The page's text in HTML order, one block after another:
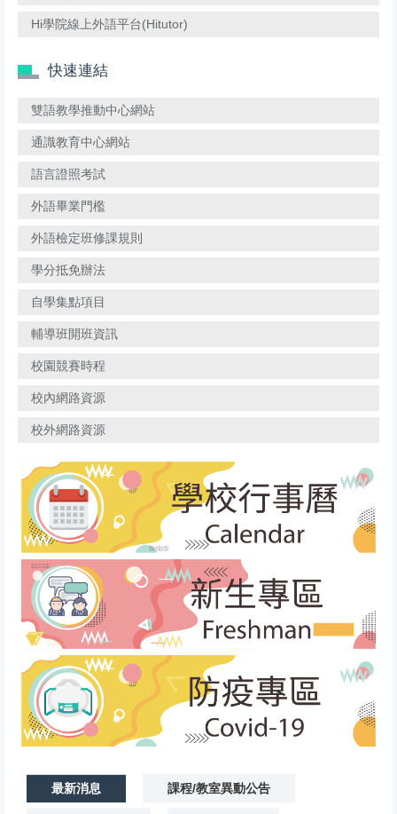
Hi學院線上外語平台(Hitutor)
快速連結
雙語教學推動中心網站
通識教育中心網站
語言證照考試
外語畢業門檻
外語檢定班修課規則
學分抵免辦法
自學集點項目
輔導班開班資訊
校園競賽時程
校內網路資源
校外網路資源
最新消息 課程/教室異動公告